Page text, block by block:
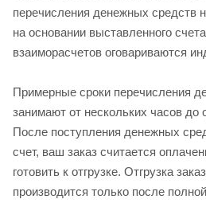
перечисления денежных средств
на основании выставленного
взаиморасчетов оговариваются
Примерные сроки перечисления
занимают от нескольких часов до
После поступления денежных
счет, ваш заказ считается
готовить к отгрузке. Отгрузка
производится только после